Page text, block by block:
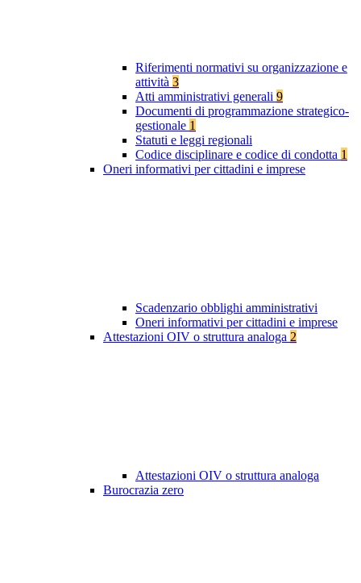
Riferimenti normativi su organizzazione e
attività 3
Atti amministrativi generali 9
Documenti di programmazione strategico-
gestionale 1
Statuti e leggi regionali
Codice disciplinare e codice di condotta 1
Oneri informativi per cittadini e imprese
Scadenzario obblighi amministrativi
Oneri informativi per cittadini e imprese
Attestazioni OIV o struttura analoga 2
Attestazioni OIV o struttura analoga
Burocrazia zero